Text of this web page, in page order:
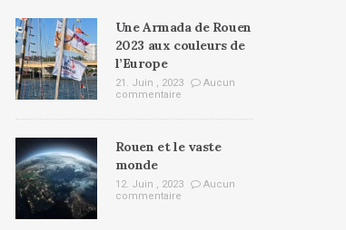
Une Armada de Rouen
2023 aux couleurs de
l’Europe
21. Juin , 2023
Aucun
commentaire
Rouen et le vaste
monde
12. Juin , 2023
Aucun
commentaire